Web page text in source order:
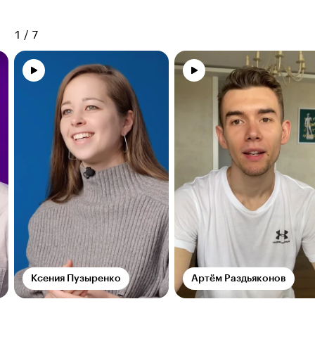
1 / 7
Ксения Пузыренко Артём Раздьяконов